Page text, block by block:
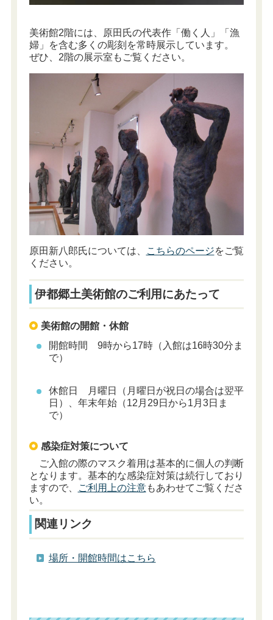
美術館2階には、原田氏の代表作「働く人」「漁
婦」を含む多くの彫刻を常時展示しています。
ぜひ、2階の展示室もご覧ください。
原田新八郎氏については、 こちらのページをご覧
ください。
伊都郷土美術館のご利用にあたって
美術館の開館・休館
開館時間 9時から17時（入館は16時30分ま
で）
休館日 月曜日（月曜日が祝日の場合は翌平
日）、年末年始（12月29日から1月3日ま
で）
感染症対策について
ご入館の際のマスク着用は基本的に個人の判断
となります。基本的な感染症対策は続行しており
ますので、
ご利用上の注意もあわせてご覧くださ
い。
関連リンク
場所・開館時間はこちら